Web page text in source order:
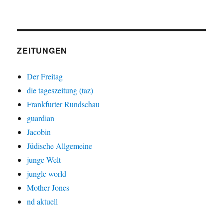
ZEITUNGEN
Der Freitag
die tageszeitung (taz)
Frankfurter Rundschau
guardian
Jacobin
Jüdische Allgemeine
junge Welt
jungle world
Mother Jones
nd aktuell